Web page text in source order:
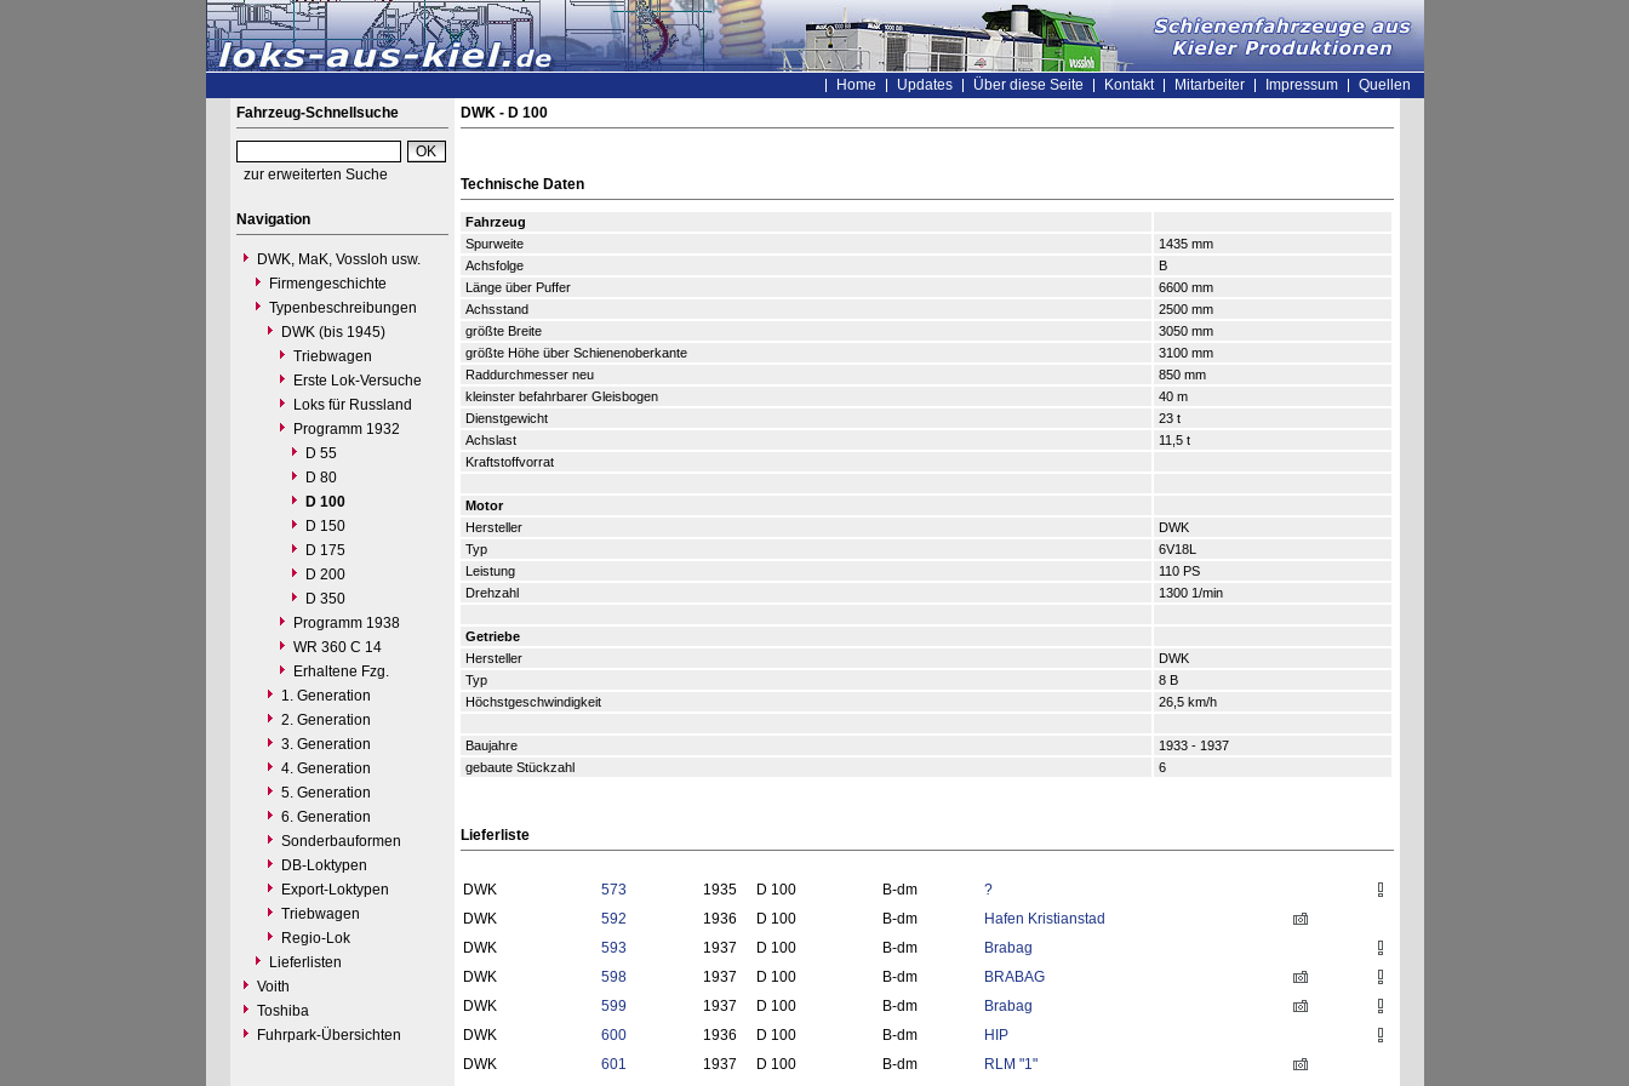
Home Updates Über diese Seite Kontakt Mitarbeiter Impressum
Quellen
Fahrzeug-Schnellsuche
zur erweiterten Suche
Navigation
DWK, MaK, Vossloh usw.
Firmengeschichte
Typenbeschreibungen
DWK (bis 1945)
Triebwagen
Erste Lok-Versuche
Loks für Russland
Programm 1932
D 55
D 80
D 100
D 150
D 175
D 200
D 350
Programm 1938
WR 360 C 14
Erhaltene Fzg.
1. Generation
2. Generation
3. Generation
4. Generation
5. Generation
6. Generation
Sonderbauformen
DB-Loktypen
Export-Loktypen
Triebwagen
Regio-Lok
Lieferlisten
Voith
Toshiba
Fuhrpark-Übersichten
DWK - D 100
Technische Daten
Fahrzeug
Spurweite
1435 mm
Achsfolge
B
Länge über Puffer
6600 mm
Achsstand
2500 mm
größte Breite
3050 mm
größte Höhe über Schienenoberkante
3100 mm
Raddurchmesser neu
850 mm
kleinster befahrbarer Gleisbogen
40 m
Dienstgewicht
23 t
Achslast
11,5 t
Kraftstoffvorrat
Motor
Hersteller
DWK
Typ
6V18L
Leistung
110 PS
Drehzahl
1300 1/min
Getriebe
Hersteller
DWK
Typ
8 B
Höchstgeschwindigkeit
26,5 km/h
Baujahre
1933 - 1937
gebaute Stückzahl
6
Lieferliste
DWK 573 1935 D 100 B-dm
?
DWK
592 1936 D 100 B-dm
Hafen Kristianstad
DWK
593 1937 D 100 B-dm
Brabag
DWK
598 1937 D 100 B-dm
BRABAG
DWK
599 1937 D 100 B-dm
Brabag
DWK
600 1936 D 100 B-dm
HIP
DWK
601 1937 D 100 B-dm
RLM "1"